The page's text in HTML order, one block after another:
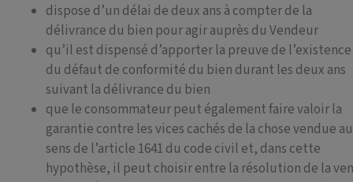
dispose d’un délai de deux ans à compter de la
délivrance du bien pour agir auprès du Vendeur
qu’il est dispensé d’apporter la preuve de l’existence
du défaut de conformité du bien durant les deux ans
suivant la délivrance du bien
que le consommateur peut également faire valoir la
garantie contre les vices cachés de la chose vendue au
sens de l’article 1641 du code civil et, dans cette
hypothèse, il peut choisir entre la résolution de la